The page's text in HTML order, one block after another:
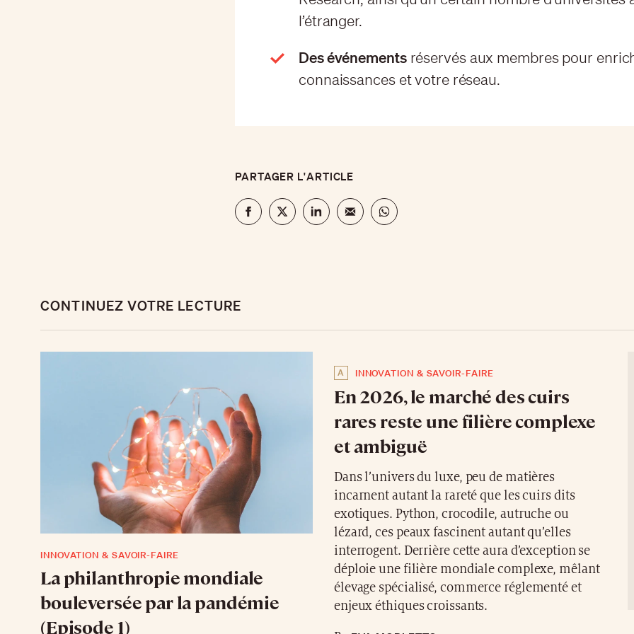
l’étranger.
Des événementsréservés aux membres pour
connaissances et votre réseau.
PARTAGER L'ARTICLE
CONTINUEZ VOTRE LECTURE
INNOVATION & SAVOIR-FAIRE
La philanthropie mondiale
bouleversée par la pandémie
(Episode 1)
A INNOVATION & SAVOIR-FAIRE
En 2026, le marché des cuirs
rares reste une filière complexe
et ambiguë
Dans l’univers du luxe, peu de matières
incarnent autant la rareté que les cuirs dits
exotiques. Python, crocodile, autruche ou
lézard, ces peaux fascinent autant qu’elles
interrogent. Derrière cette aura d’exception se
déploie une filière mondiale complexe, mêlant
élevage spécialisé, commerce réglementé et
enjeux éthiques croissants.